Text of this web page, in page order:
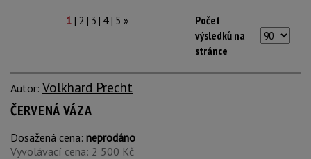
1 | 2 | 3 | 4| 5 »
Počet
výsledků na
stránce
Autor: Volkhard Precht
ČERVENÁ VÁZA
Dosažená cena: neprodáno
Vyvolávací cena: 2 500 Kč